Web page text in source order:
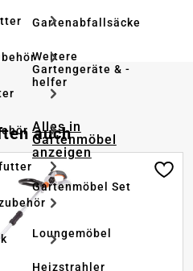
Gartenabfallsäcke
Weitere
Gartengeräte & -
helfer
Alles in
Gartenmöbel
anzeigen
Gartenmöbel Set
Loungemöbel
Heizstrahler
auch